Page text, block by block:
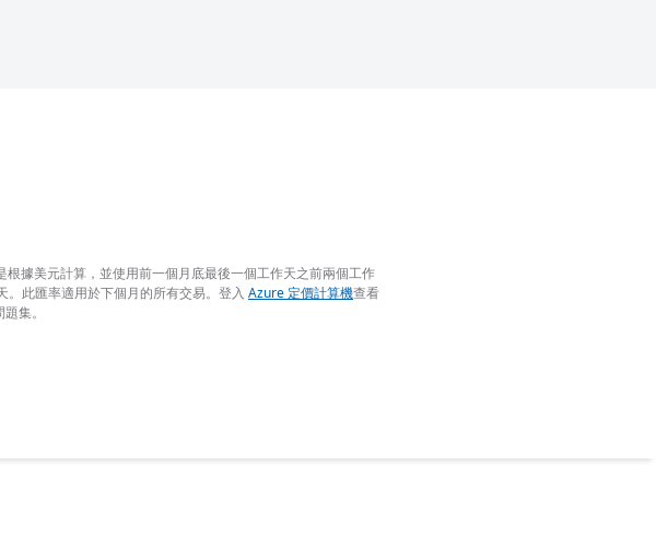
據美元計算，並使用前一個月底最後一個工作天之前兩個工作
此匯率適用於下個月的所有交易。登入 Azure 定價計算機查看
集。